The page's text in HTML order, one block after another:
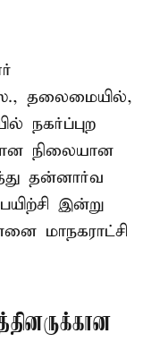
தலைமையில்,
நகர்ப்புற
நிலையான
தன்னார்வ
இன்று
மாநகராட்சி